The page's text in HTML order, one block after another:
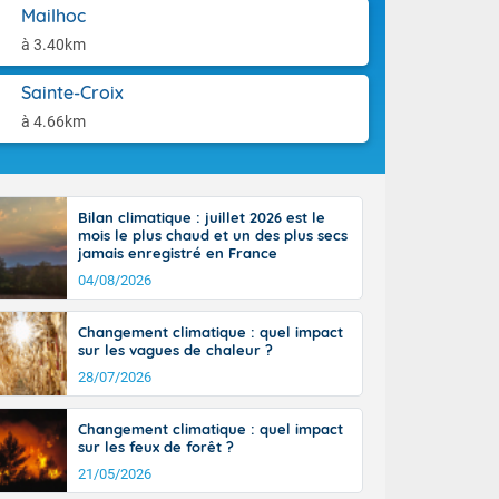
Mailhoc
à 3.40km
Sainte-Croix
à 4.66km
de-
sont
sont
un peu
du pays,
est le
salve
de bons
vent,
les deux
entre 11
sur les
l'intérieur
vallée de
Bilan climatique : juillet 2026 est le
mois le plus chaud et un des plus secs
jamais enregistré en France
04/08/2026
Changement climatique : quel impact
sur les vagues de chaleur ?
28/07/2026
Changement climatique : quel impact
sur les feux de forêt ?
21/05/2026